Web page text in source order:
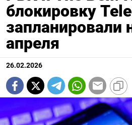
блокировку
запланировали
апреля
26.02.2026